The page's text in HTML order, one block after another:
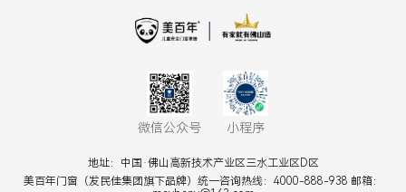
微信公众号 小程序
地址：中国·佛山高新技术产业区三水工业区D区
美百年门窗（发民佳集团旗下品牌）统一咨询热线：4000-888-938 邮箱：